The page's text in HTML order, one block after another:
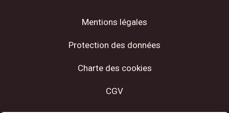
Mentions légales
Protection des données
Charte des cookies
CGV